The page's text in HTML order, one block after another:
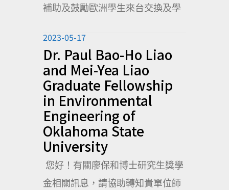
補助及鼓勵歐洲學生來台交換及學
2023-05-17
Dr. Paul Bao-Ho Liao
and Mei-Yea Liao
Graduate Fellowship
in Environmental
Engineering of
Oklahoma State
University
您好！有關廖保和博士研究生獎學
金相關訊息，請協助轉知貴單位師